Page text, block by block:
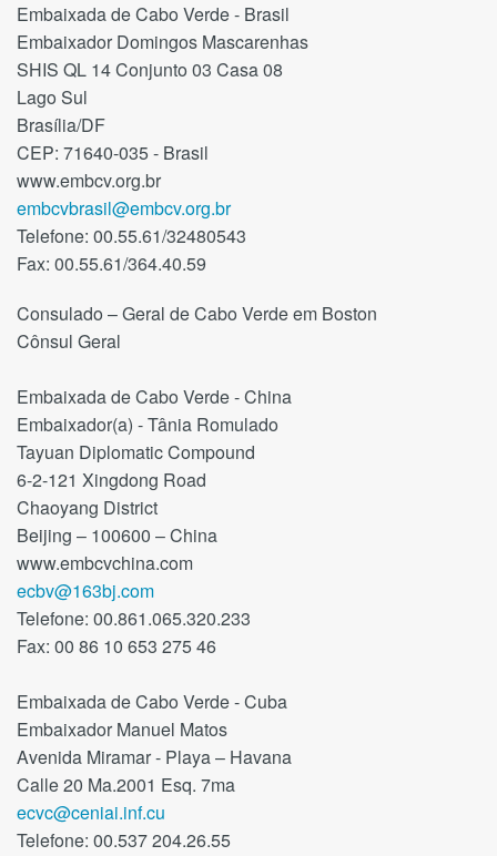
Embaixada de Cabo Verde - Brasil
Embaixador Domingos Mascarenhas
SHIS QL 14 Conjunto 03 Casa 08
Lago Sul
Brasília/DF
CEP: 71640-035 - Brasil
www.embcv.org.br
embcvbrasil@embcv.org.br
Telefone: 00.55.61/32480543
Fax: 00.55.61/364.40.59
Consulado – Geral de Cabo Verde em Boston
Cônsul Geral
Embaixada de Cabo Verde - China
Embaixador(a) - Tânia Romulado
Tayuan Diplomatic Compound
6-2-121 Xingdong Road
Chaoyang District
Beijing – 100600 – China
www.embcvchina.com
ecbv@163bj.com
Telefone: 00.861.065.320.233
Fax: 00 86 10 653 275 46
Embaixada de Cabo Verde - Cuba
Embaixador Manuel Matos
Avenida Miramar - Playa – Havana
Calle 20 Ma.2001 Esq. 7ma
ecvc@ceniai.inf.cu
Telefone: 00.537 204.26.55